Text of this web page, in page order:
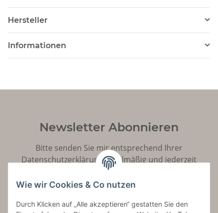
Hersteller
Informationen
Newsletter Abonnieren
Bitte senden Sie mir entsprechend Ihrer
Datenschutzerklärungregelmäßig und jederzeit
widerruflich Informationen zu Ihrem Produktsortiment
per E-Mail zu.
Abonnieren
Wie wir Cookies & Co nutzen
Durch Klicken auf „Alle akzeptieren“ gestatten Sie den